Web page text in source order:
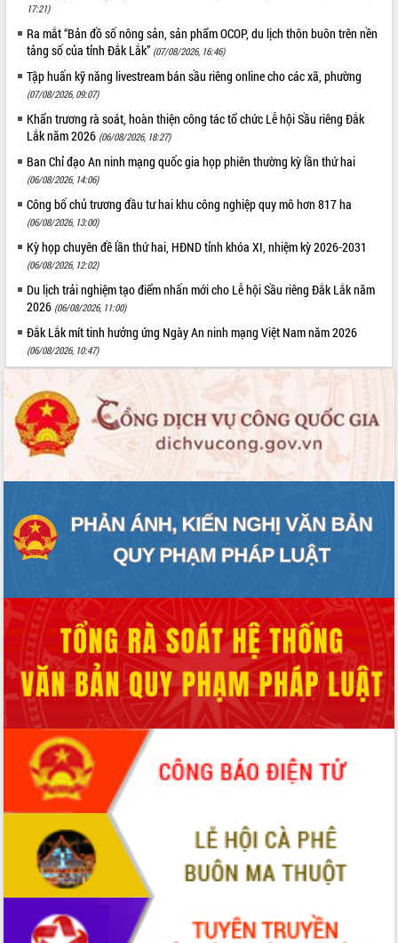
17:21)
Ra mắt “Bản đồ số nông sản, sản phẩm OCOP, du lịch thôn buôn trên nền
tảng số của tỉnh Đắk Lắk” (07/08/2026, 16:46)
Tập huấn kỹ năng livestream bán sầu riêng online cho các xã, phường
(07/08/2026, 09:07)
Khẩn trương rà soát, hoàn thiện công tác tổ chức Lễ hội Sầu riêng Đắk
Lắk năm 2026 (06/08/2026, 18:27)
Ban Chỉ đạo An ninh mạng quốc gia họp phiên thường kỳ lần thứ hai
(06/08/2026, 14:06)
Công bố chủ trương đầu tư hai khu công nghiệp quy mô hơn 817 ha
(06/08/2026, 13:00)
Kỳ họp chuyên đề lần thứ hai, HĐND tỉnh khóa XI, nhiệm kỳ 2026-2031
(06/08/2026, 12:02)
Du lịch trải nghiệm tạo điểm nhấn mới cho Lễ hội Sầu riêng Đắk Lắk năm
2026 (06/08/2026, 11:00)
Đắk Lắk mít tinh hưởng ứng Ngày An ninh mạng Việt Nam năm 2026
(06/08/2026, 10:47)